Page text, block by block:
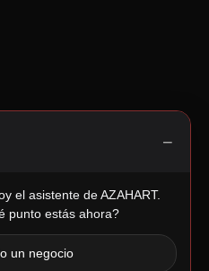
−
el asistente de AZAHART.
punto estás ahora?
un negocio